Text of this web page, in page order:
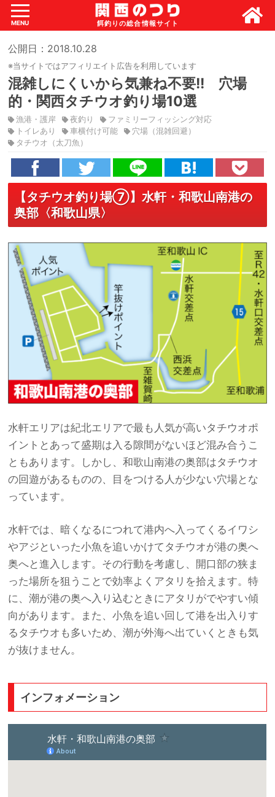
MENU
公開日：2018.10.28
※当サイトではアフィリエイト広告を利用しています
混雑しにくいから気兼ね不要!! 穴場
的・関西タチウオ釣り場10選
漁港・護岸 夜釣り
ファミリーフィッシング対応
トイレあり
車横付け可能
穴場（混雑回避）
タチウオ（太刀魚）
【タチウオ釣り場⑦】水軒・和歌山南港の
奥部〈和歌山県〉
水軒エリアは紀北エリアで最も人気が高いタチウオポ
イントとあって盛期は入る隙間がないほど混み合うこ
ともあります。しかし、和歌山南港の奥部はタチウオ
の回遊があるものの、目をつける人が少ない穴場とな
っています。
水軒では、暗くなるにつれて港内へ入ってくるイワシ
やアジといった小魚を追いかけてタチウオが港の奥へ
奥へと進入します。その行動を考慮し、開口部の狭ま
った場所を狙うことで効率よくアタリを拾えます。特
に、潮が港の奥へ入り込むときにアタリがでやすい傾
向があります。また、小魚を追い回して港を出入りす
るタチウオも多いため、潮が外海へ出ていくときも気
が抜けません。
インフォメーション